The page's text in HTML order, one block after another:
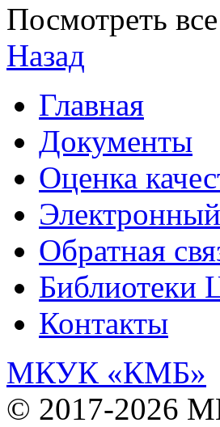
Посмотреть
Назад
Главная
Документы
Оценка
Обратная
Библиотеки
Контакты
МКУК «КМБ»
© 2017-2026